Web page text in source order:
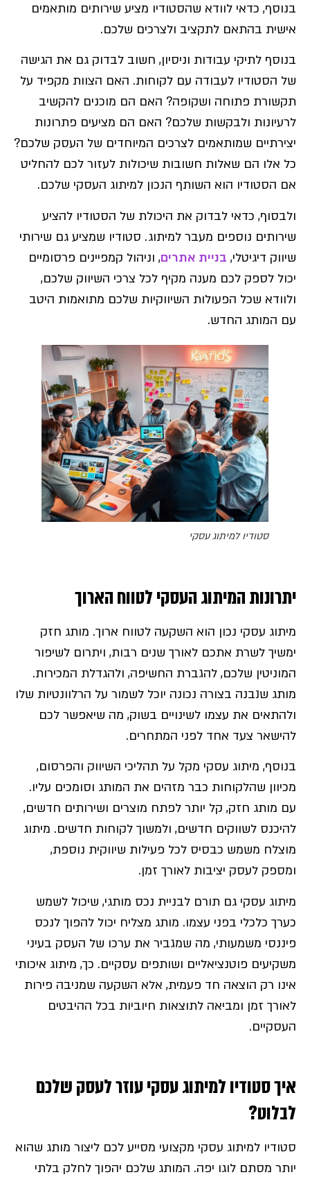
בנוסף, כדאי לוודא שהסטודיו מציע שירותים מותאמים
אישית בהתאם לתקציב ולצרכים שלכם.
בנוסף לתיקי עבודות וניסיון, חשוב לבדוק גם את הגישה
של הסטודיו לעבודה עם לקוחות. האם הצוות מקפיד על
תקשורת פתוחה ושקופה? האם הם מוכנים להקשיב
לרעיונות ולבקשות שלכם? האם הם מציעים פתרונות
יצירתיים שמותאמים לצרכים המיוחדים של העסק שלכם?
כל אלו הם שאלות חשובות שיכולות לעזור לכם להחליט
אם הסטודיו הוא השותף הנכון למיתוג העסקי שלכם.
ולבסוף, כדאי לבדוק את היכולת של הסטודיו להציע
שירותים נוספים מעבר למיתוג. סטודיו שמציע גם שירותי
שיווק דיגיטלי, בניית אתרים, וניהול קמפיינים פרסומיים
יכול לספק לכם מענה מקיף לכל צרכי השיווק שלכם,
ולוודא שכל הפעולות השיווקיות שלכם מתואמות היטב
עם המותג החדש.
סטודיו למיתוג עסקי
יתרונות המיתוג העסקי לטווח הארוך
מיתוג עסקי נכון הוא השקעה לטווח ארוך. מותג חזק
ימשיך לשרת אתכם לאורך שנים רבות, ויתרום לשיפור
המוניטין שלכם, להגברת החשיפה, ולהגדלת המכירות.
מותג שנבנה בצורה נכונה יוכל לשמור על הרלוונטיות שלו
ולהתאים את עצמו לשינויים בשוק, מה שיאפשר לכם
להישאר צעד אחד לפני המתחרים.
בנוסף, מיתוג עסקי מקל על תהליכי השיווק והפרסום,
מכיוון שהלקוחות כבר מזהים את המותג וסומכים עליו.
עם מותג חזק, קל יותר לפתח מוצרים ושירותים חדשים,
להיכנס לשווקים חדשים, ולמשוך לקוחות חדשים. מיתוג
מוצלח משמש כבסיס לכל פעילות שיווקית נוספת,
ומספק לעסק יציבות לאורך זמן.
מיתוג עסקי גם תורם לבניית נכס מותגי, שיכול לשמש
כערך כלכלי בפני עצמו. מותג מצליח יכול להפוך לנכס
פיננסי משמעותי, מה שמגביר את ערכו של העסק בעיני
משקיעים פוטנציאליים ושותפים עסקיים. כך, מיתוג איכותי
אינו רק הוצאה חד פעמית, אלא השקעה שמניבה פירות
לאורך זמן ומביאה לתוצאות חיוביות בכל ההיבטים
העסקיים.
איך סטודיו למיתוג עסקי עוזר לעסק שלכם
לבלוט?
סטודיו למיתוג עסקי מקצועי מסייע לכם ליצור מותג שהוא
יותר מסתם לוגו יפה. המותג שלכם יהפוך לחלק בלתי